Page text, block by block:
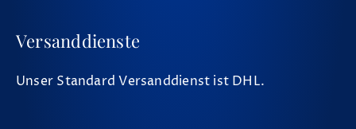
Versanddienste
Unser Standard Versanddienst ist DHL.